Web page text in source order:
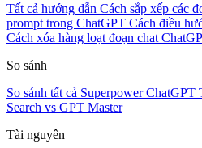
Tất cả hướng dẫn Cách sắp xếp các
prompt trong ChatGPT Cách điều
Cách xóa hàng loạt đoạn chat
So sánh
So sánh tất cả Superpower ChatGPT
Search vs GPT Master
Tài nguyên